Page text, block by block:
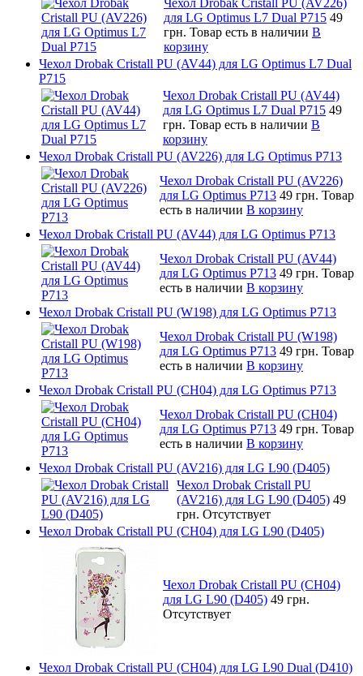
для LG Optimus L7 Dual P715 49
грн. Товар есть в наличии В
корзину
Чехол Drobak Cristall PU (AV44) для LG Optimus L7 Dual
P715
Чехол Drobak Cristall PU (AV44)
для LG Optimus L7 Dual P715 49
грн. Товар есть в наличии В
корзину
Чехол Drobak Cristall PU (AV226) для LG Optimus P713
Чехол Drobak Cristall PU (AV226)
для LG Optimus P713 49 грн. Товар
есть в наличии В корзину
Чехол Drobak Cristall PU (AV44) для LG Optimus P713
Чехол Drobak Cristall PU (AV44)
для LG Optimus P713 49 грн. Товар
есть в наличии В корзину
Чехол Drobak Cristall PU (W198) для LG Optimus P713
Чехол Drobak Cristall PU (W198)
для LG Optimus P713 49 грн. Товар
есть в наличии В корзину
Чехол Drobak Cristall PU (CH04) для LG Optimus P713
Чехол Drobak Cristall PU (CH04)
для LG Optimus P713 49 грн. Товар
есть в наличии В корзину
Чехол Drobak Cristall PU (AV216) для LG L90 (D405)
Чехол Drobak Cristall PU
(AV216) для LG L90 (D405) 49
грн. Отсутствует
Чехол Drobak Cristall PU (CH04) для LG L90 (D405)
Чехол Drobak Cristall PU (CH04)
для LG L90 (D405) 49 грн.
Отсутствует
Чехол Drobak Cristall PU (CH04) для LG L90 Dual (D410)